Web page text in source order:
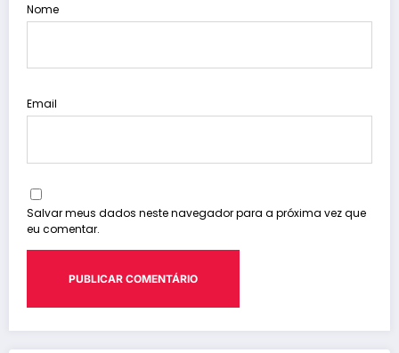
Nome
Email
Salvar meus dados neste navegador para a próxima vez que
eu comentar.